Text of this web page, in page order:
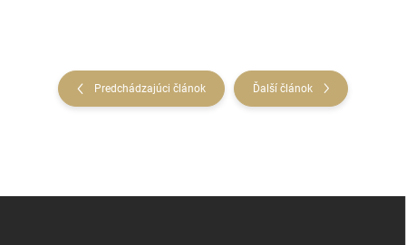
Predchádzajúci článok Ďalší článok